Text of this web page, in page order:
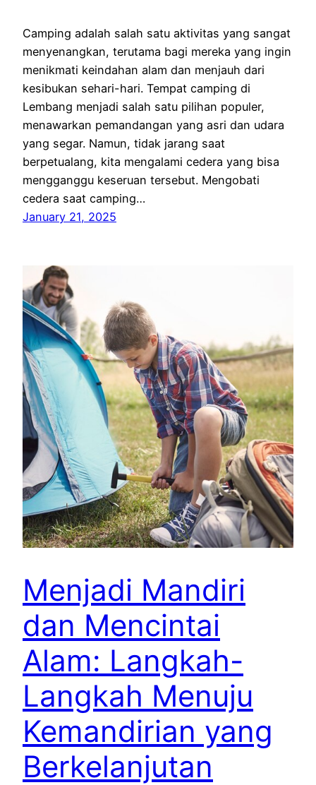
Camping adalah salah satu aktivitas yang sangat
menyenangkan, terutama bagi mereka yang ingin
menikmati keindahan alam dan menjauh dari
kesibukan sehari-hari. Tempat camping di
Lembang menjadi salah satu pilihan populer,
menawarkan pemandangan yang asri dan udara
yang segar. Namun, tidak jarang saat
berpetualang, kita mengalami cedera yang bisa
mengganggu keseruan tersebut. Mengobati
cedera saat camping…
January 21, 2025
Menjadi Mandiri
dan Mencintai
Alam: Langkah-
Langkah Menuju
Kemandirian yang
Berkelanjutan